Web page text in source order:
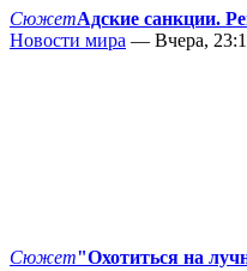
СюжетАдские санкции.
Новости мира — Вчера,
Сюжет"Охотиться на